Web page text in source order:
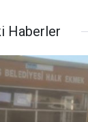
Haberler